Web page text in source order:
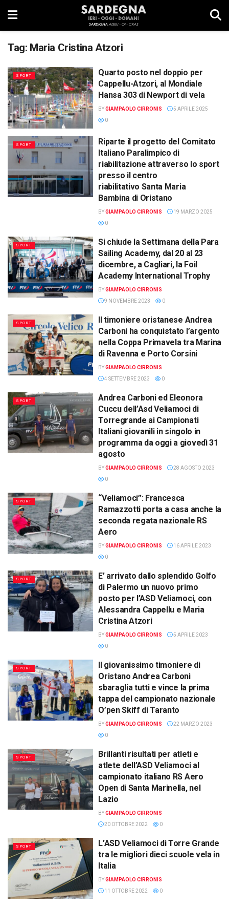
Tag: Maria Cristina Atzori
SPORT
Quarto posto nel doppio per
Cappellu-Atzori, al Mondiale
Hansa 303 di Newport di vela
BYGIAMPAOLO CIRRONIS
5 APRILE 2025
0
SPORT
Riparte il progetto del Comitato
Italiano Paralimpico di
riabilitazione attraverso lo sport
presso il centro
riabilitativo Santa Maria
Bambina di Oristano
BYGIAMPAOLO CIRRONIS
19 MARZO 2025
0
SPORT
Si chiude la Settimana della Para
Sailing Academy, dal 20 al 23
dicembre, a Cagliari, la Foil
Academy International Trophy
BYGIAMPAOLO CIRRONIS
9 NOVEMBRE 2023
0
SPORT
Il timoniere oristanese Andrea
Carboni ha conquistato l’argento
nella Coppa Primavela tra Marina
di Ravenna e Porto Corsini
BYGIAMPAOLO CIRRONIS
4 SETTEMBRE 2023
0
SPORT
Andrea Carboni ed Eleonora
Cuccu dell’Asd Veliamoci di
Torregrande ai Campionati
Italiani giovanili in singolo in
programma da oggi a giovedì 31
agosto
BYGIAMPAOLO CIRRONIS
28 AGOSTO 2023
0
SPORT
“Veliamoci”: Francesca
Ramazzotti porta a casa anche la
seconda regata nazionale RS
Aero
BYGIAMPAOLO CIRRONIS
16 APRILE 2023
0
SPORT
E’ arrivato dallo splendido Golfo
di Palermo un nuovo primo
posto per l’ASD Veliamoci, con
Alessandra Cappellu e Maria
Cristina Atzori
BYGIAMPAOLO CIRRONIS
5 APRILE 2023
0
SPORT
Il giovanissimo timoniere di
Oristano Andrea Carboni
sbaraglia tutti e vince la prima
tappa del campionato nazionale
O’pen Skiff di Taranto
BYGIAMPAOLO CIRRONIS
22 MARZO 2023
0
SPORT
Brillanti risultati per atleti e
atlete dell’ASD Veliamoci al
campionato italiano RS Aero
Open di Santa Marinella, nel
Lazio
BYGIAMPAOLO CIRRONIS
20 OTTOBRE 2022
0
SPORT
L’ASD Veliamoci di Torre Grande
tra le migliori dieci scuole vela in
Italia
BYGIAMPAOLO CIRRONIS
11 OTTOBRE 2022
0